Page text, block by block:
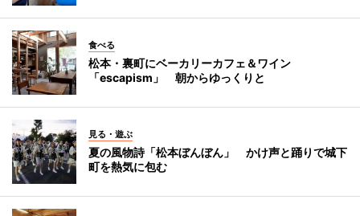
食べる
松本・裏町にベーカリーカフェ＆ワイン
「escapism」 朝からゆっくりと
見る・遊ぶ
夏の風物詩「松本ぼんぼん」 かけ声と踊りで城下
町を熱気に包む